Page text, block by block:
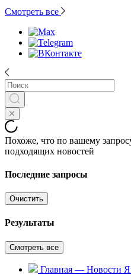
Смотреть все
Похоже, что по вашему
подходящих новостей
Последние запросы
Очистить
Результаты
Смотреть все
Главная — Новости